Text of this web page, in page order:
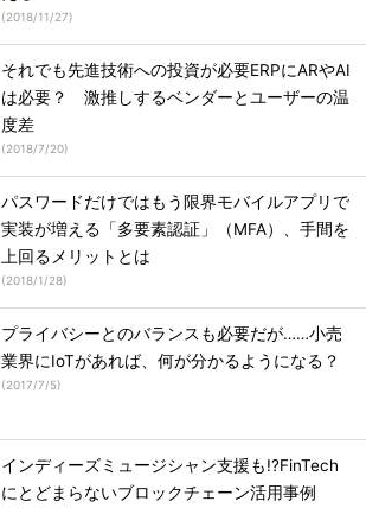
(2018/11/27)
それでも先進技術への投資が必要ERPにARやAI
は必要？ 激推しするベンダーとユーザーの温
度差
(2018/7/20)
パスワードだけではもう限界モバイルアプリで
実装が増える「多要素認証」（MFA）、手間を
上回るメリットとは
(2018/1/28)
プライバシーとのバランスも必要だが……小売
業界にIoTがあれば、何が分かるようになる？
(2017/7/5)
インディーズミュージシャン支援も!?FinTech
にとどまらないブロックチェーン活用事例